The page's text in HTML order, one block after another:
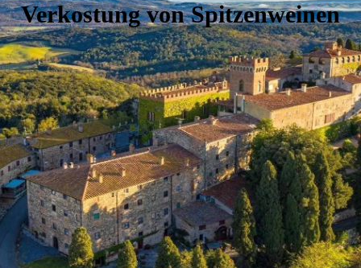
Verkostung von Spitzenweinen